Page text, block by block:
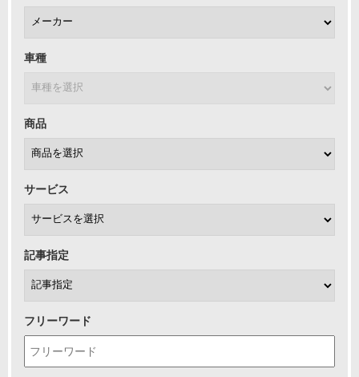
車種
商品
サービス
記事指定
フリーワード